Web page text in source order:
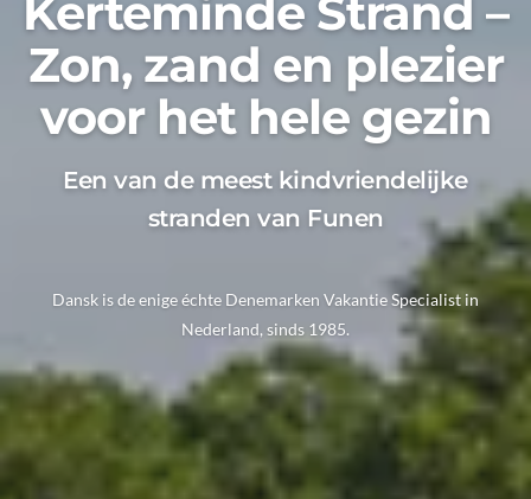
Kerteminde Strand –
Zon, zand en plezier
voor het hele gezin
Een van de meest kindvriendelijke
stranden van Funen
Dansk is de enige échte Denemarken Vakantie Specialist in
Nederland, sinds 1985.